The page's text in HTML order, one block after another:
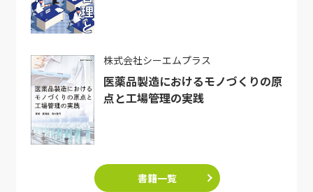
株式会社シーエムプラス
医薬品製造におけるモノづくりの原
点と工場管理の実践
書籍一覧